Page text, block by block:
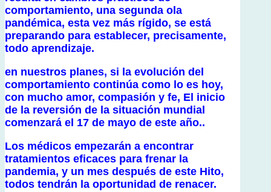
comportamiento, una segunda ola
pandémica, esta vez más rígido, se está
preparando para establecer, precisamente,
todo aprendizaje.
en nuestros planes, si la evolución del
comportamiento continúa como lo es hoy,
con mucho amor, compasión y fe, El inicio
de la reversión de la situación mundial
comenzará el 17 de mayo de este año..
Los médicos empezarán a encontrar
tratamientos eficaces para frenar la
pandemia, y un mes después de este Hito,
todos tendrán la oportunidad de renacer.